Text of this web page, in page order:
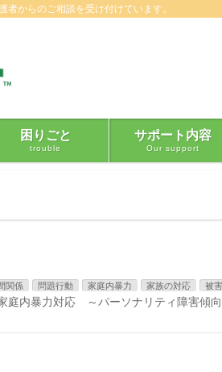
からのご相談を受け付けています。
困りごと
trouble
サポート内容
Our support
関係 問題行動 家庭内暴力 家族の対応 被
庭内暴力対応 ～パーソナリティ障害傾